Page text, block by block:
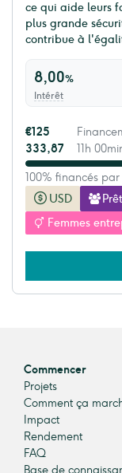
ce qui aide leurs
plus grande
contribue à
8,00%
Intérêt
USD
Femmes
€125
333,87
11h
100% financés par
Commencer
Projets
Comment ça
Impact
Rendement
FAQ